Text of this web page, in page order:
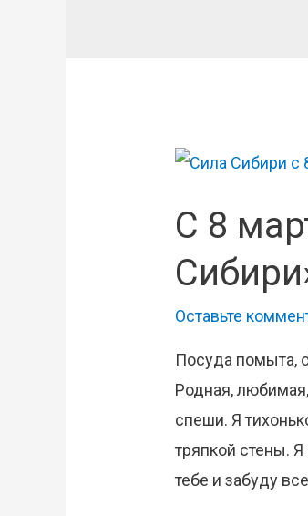
С 8
Оставьте
Посуда помыта,
Родная,
спеши. Я
тряпкой стены.
тебе и забуду